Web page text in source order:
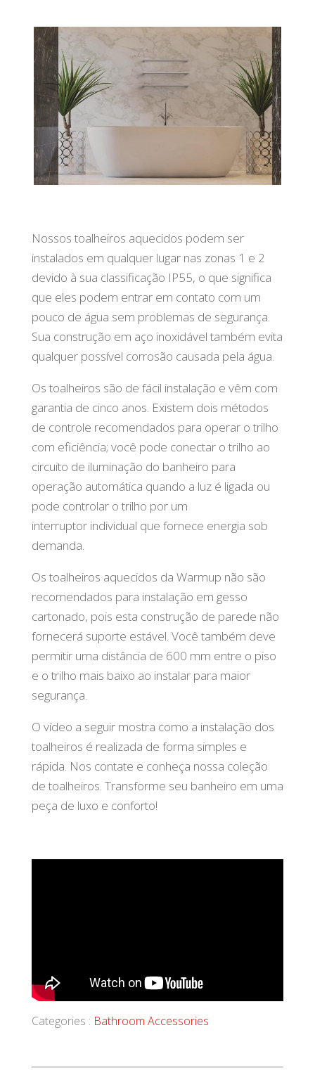
Nossos toalheiros aquecidos podem ser
instalados em qualquer lugar nas zonas 1 e 2
devido à sua classificação IP55, o que significa
que eles podem entrar em contato com um
pouco de água sem problemas de segurança.
Sua construção em aço inoxidável também evita
qualquer possível corrosão causada pela água.
Os toalheiros são de fácil instalação e vêm com
garantia de cinco anos. Existem dois métodos
de controle recomendados para operar o trilho
com eficiência; você pode conectar o trilho ao
circuito de iluminação do banheiro para
operação automática quando a luz é ligada ou
pode controlar o trilho por um
interruptor individual que fornece energia sob
demanda.
Os toalheiros aquecidos da Warmup não são
recomendados para instalação em gesso
cartonado, pois esta construção de parede não
fornecerá suporte estável. Você também deve
permitir uma distância de 600 mm entre o piso
e o trilho mais baixo ao instalar para maior
segurança.
O vídeo a seguir mostra como a instalação dos
toalheiros é realizada de forma simples e
rápida. Nos contate e conheça nossa coleção
de toalheiros. Transforme seu banheiro em uma
peça de luxo e conforto!
Categories : Bathroom Accessories